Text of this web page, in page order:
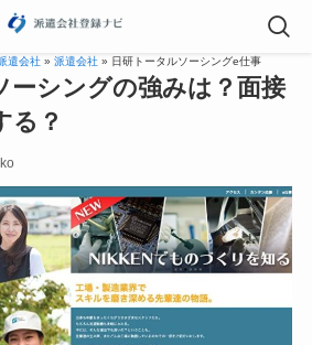
遣会社 »派遣会社 » 日研トータルソーシングe仕事
ーシングの強みは？面接
る？